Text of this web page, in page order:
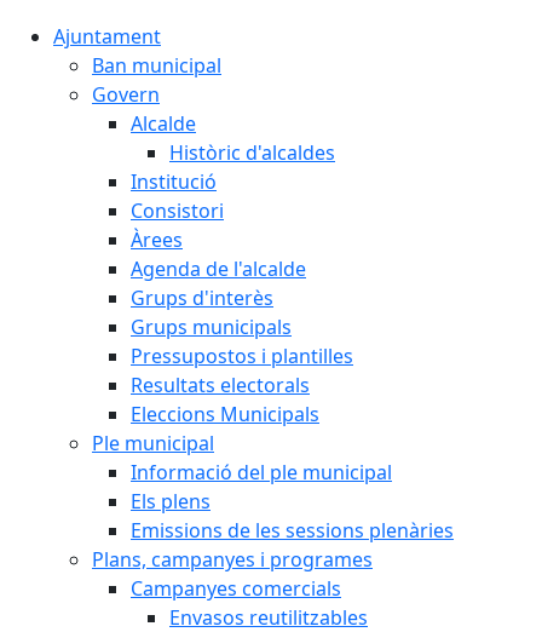
Ajuntament
Ban municipal
Govern
Alcalde
Històric d'alcaldes
Institució
Consistori
Àrees
Agenda de l'alcalde
Grups d'interès
Grups municipals
Pressupostos i plantilles
Resultats electorals
Eleccions Municipals
Ple municipal
Informació del ple municipal
Els plens
Emissions de les sessions plenàries
Plans, campanyes i programes
Campanyes comercials
Envasos reutilitzables